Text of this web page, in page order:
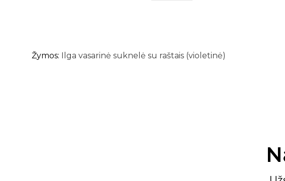
Žymos: Ilga vasarinė suknelė su raštais (violetinė)